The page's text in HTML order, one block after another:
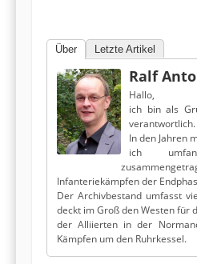
Über Letzte Artikel
Ralf
Hallo,
ich bin als
verantwortlich.
In den Jahren
ich
Infanteriekämpfen der
Der Archivbestand umfasst
deckt im Groß den Westen für
der Alliierten in der
Kämpfen um den Ruhrkessel.